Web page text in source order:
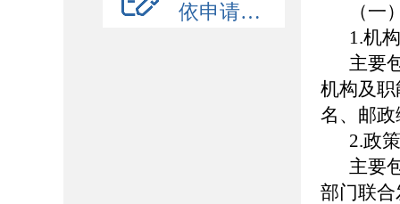
依申请公开
（
1.机
主要
机构及
名、邮
2.政
主要
部门联